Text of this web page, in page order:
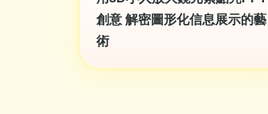
創意 解密圖形化信息展示的藝
術